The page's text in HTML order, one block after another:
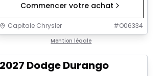
Commencer votre achat
Capitale Chrysler #O06334
Mention légale
2027 Dodge Durango